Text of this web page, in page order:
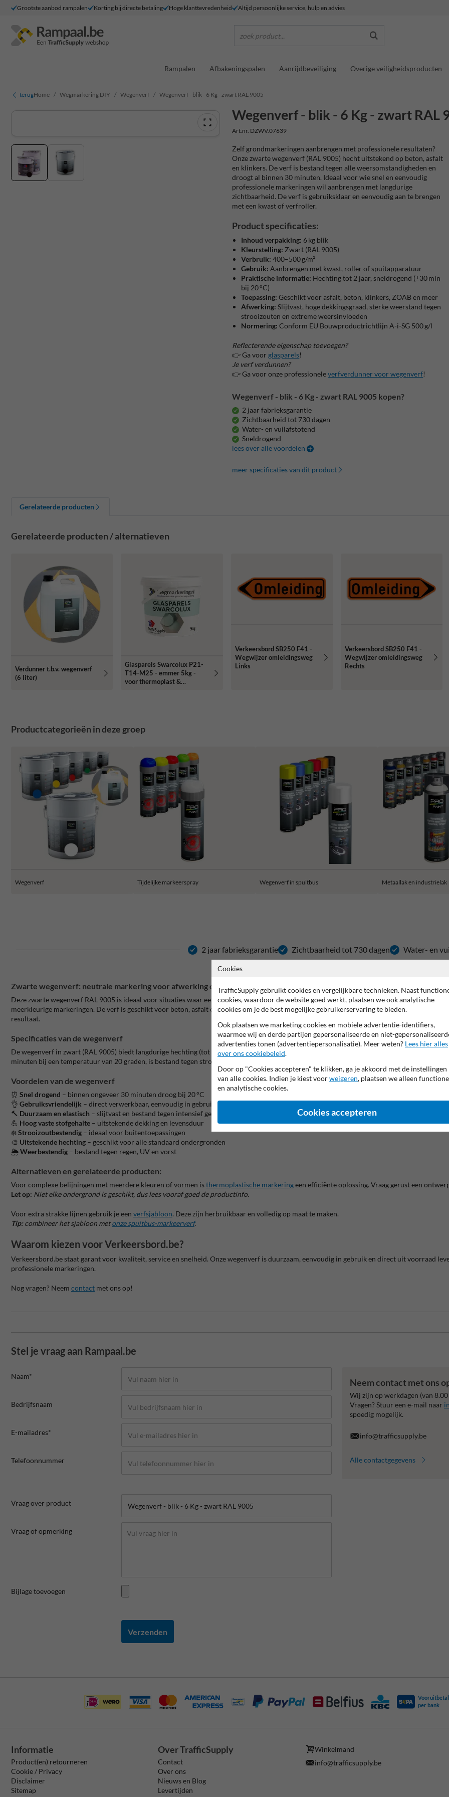
Grootste aanbod rampalen Korting bij directe betaling Hoge klanttevredenheid Altijd persoonlijke service, hulp en advies
zoek product...
Rampalen Afbakeningspalen Aanrijdbeveiliging Overige veiligheidsproducten
terugHome Wegmarkering DIY Wegenverf Wegenverf - blik - 6 Kg - zwart RAL 9005
Wegenverf - blik - 6 Kg - zwart RAL
Art.nr. DZWV.07639
Zelf grondmarkeringen aanbrengen met professionele resultaten?
Onze zwarte wegenverf (RAL 9005) hecht uitstekend op beton, asfalt
en klinkers. De verf is bestand tegen alle weersomstandigheden en
droogt al binnen 30 minuten. Ideaal voor wie snel en eenvoudig
professionele markeringen wil aanbrengen met langdurige
zichtbaarheid. De verf is gebruiksklaar en eenvoudig aan te brengen
met een kwast of verfroller.
Product specificaties:
Inhoud verpakking: 6 kg blik
Kleurstelling: Zwart (RAL 9005)
Verbruik: 400–500 g/m²
Gebruik: Aanbrengen met kwast, roller of spuitapparatuur
Praktische informatie: Hechting tot 2 jaar, sneldrogend (±30 min
bij 20 °C)
Toepassing: Geschikt voor asfalt, beton, klinkers, ZOAB en meer
Afwerking: Slijtvast, hoge dekkingsgraad, sterke weerstand tegen
strooizouten en extreme weersinvloeden
Normering: Conform EU Bouwproductrichtlijn A-i-SG 500 g/l
Reflecterende eigenschap toevoegen?
👉 Ga voor glasparels!
Je verf verdunnen?
👉 Ga voor onze professioneleverfverdunner voor wegenverf!
Wegenverf - blik - 6 Kg - zwart RAL 9005 kopen?
2 jaar fabrieksgarantie
Zichtbaarheid tot 730 dagen
Water- en vuilafstotend
Sneldrogend
lees over alle voordelen
meer specificaties van dit product
Gerelateerde producten
Gerelateerde producten / alternatieven
Verdunner t.b.v. wegenverf
(6 liter)
Glasparels Swarcolux P21-
T14-M25 - emmer 5kg -
voor thermoplast &
Verkeersbord SB250 F41 -
Wegwijzer omleidingsweg
Links
Verkeersbord SB250 F41 -
Wegwijzer omleidingsweg
Rechts
Productcategorieën in deze groep
Wegenverf Tijdelijke markeerspray Wegenverf in spuitbus Metaallak en industrielak
2 jaar fabrieksgarantie Zichtbaarheid tot 730 dagen Water- en
Zwarte wegenverf: neutrale markering voor afwerking of contrast
Deze zwarte wegenverf RAL 9005 is ideaal voor situaties waar een neutrale of afwerkende markering gewenst is. Vaak toegepast voor het
meerkleurige markeringen. De verf is geschikt voor beton, asfalt en klinkers en zorgt voor een professionele en duurzame uitstraling.
resultaat.
Specificaties van de wegenverf
De wegenverf in zwart (RAL 9005) biedt langdurige hechting (tot 2 jaar) en een hoge dekkingsgraad van 400–500 gram per m². Eén blik van
minuten bij een temperatuur van 20 graden, is bestand tegen strooizouten en weersinvloeden, en voldoet aan de EU-normering A-i-SG 500 g/l.
Voordelen van de wegenverf
⏰ Snel drogend – binnen ongeveer 30 minuten droog bij 20 °C
👌 Gebruiksvriendelijk – direct verwerkbaar, eenvoudig in gebruik
🔨 Duurzaam en elastisch – slijtvast en bestand tegen intensief gebruik
💪 Hoog vaste stofgehalte – uitstekende dekking en levensduur
❄️ Strooizoutbestendig – ideaal voor buitentoepassingen
🎨 Uitstekende hechting – geschikt voor alle standaard ondergronden
🌦️Weerbestendig – bestand tegen regen, UV en vorst
Alternatieven en gerelateerde producten:
Voor complexe belijningen met meerdere kleuren of vormen isthermoplastische markeringeen efficiënte oplossing. Vraag gerust een
Let op: Niet elke ondergrond is geschikt, dus lees vooraf goed de productinfo.
Voor extra strakke lijnen gebruik je een verfsjabloon. Deze zijn herbruikbaar en volledig op maat te maken.
Tip:combineer het sjabloon metonze spuitbus-markeerverf.
Waarom kiezen voor Verkeersbord.be?
Verkeersbord.be staat garant voor kwaliteit, service en snelheid. Onze wegenverf is duurzaam, eenvoudig in gebruik en direct uit voorraad
professionele markeringen.
Nog vragen? Neem contact met ons op!
Stel je vraag aan Rampaal.be
Naam*
Bedrijfsnaam
E-mailadres*
Telefoonnummer
Vraag over product
Vraag of opmerking
Bijlage toevoegen
Verzenden
Neem contact met ons
Wij zijn op werkdagen (van
Vragen? Stuur een e-mail naar
spoedig mogelijk.
info@trafficsupply.be
Alle contactgegevens
per bank
Informatie
Product(en) retourneren
Cookie / Privacy
Disclaimer
Sitemap
Over TrafficSupply
Contact
Over ons
Nieuws en Blog
Levertijden
Winkelmand
info@trafficsupply.be
Cookies
TrafficSupply gebruikt cookies en vergelijkbare technieken. Naast
cookies, waardoor de website goed werkt, plaatsen we ook analytische
cookies om je de best mogelijke gebruikerservaring te bieden.
Ook plaatsen we marketing cookies en mobiele advertentie-identifiers,
waarmee wij en derde partijen gepersonaliseerde en niet-
advertenties tonen (advertentiepersonalisatie). Meer weten? Lees hier alles
over ons cookiebeleid.
Door op "Cookies accepteren" te klikken, ga je akkoord met de instellingen
van alle cookies. Indien je kiest voorweigeren, plaatsen we alleen
en analytische cookies.
Cookies accepteren